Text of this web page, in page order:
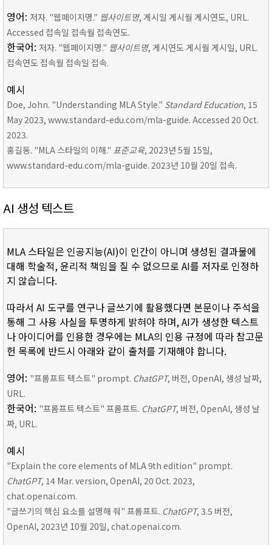
영어: 저자. "웹페이지명." 웹사이트명, 게시일 게시월 게시연도, URL.
Accessed 접속일 접속월 접속연도.
한국어: 저자. "웹페이지명." 웹사이트명, 게시연도 게시월 게시일, URL.
접속연도 접속월 접속일 접속.
예시
Doe, John. "Understanding MLA Style." Standard Education, 15
May 2023, www.standard-edu.com/mla-guide. Accessed 20 Oct.
2023.
홍길동. "MLA 스타일의 이해." 표준교육, 2023년 5월 15일,
www.standard-edu.com/mla-guide. 2023년 10월 20일 접속.
AI 생성 텍스트
MLA 스타일은 인공지능(AI)이 인간이 아니며 생성된 결과물에
대해 학술적, 윤리적 책임을 질 수 없으므로 AI를 저자로 인정하
지 않습니다.
따라서 AI 도구를 연구나 글쓰기에 활용했다면 본문이나 주석을
통해 그 사용 사실을 투명하게 밝혀야 하며, AI가 생성한 텍스트
나 아이디어를 인용한 경우에는 MLA의 인용 규정에 따라 참고문
헌 목록에 반드시 아래와 같이 출처를 기재해야 합니다.
영어: "프롬프트 텍스트" prompt. ChatGPT, 버전, OpenAI, 생성 날짜,
URL.
한국어: "프롬프트 텍스트" 프롬프트. ChatGPT, 버전, OpenAI, 생성 날
짜, URL.
예시
"Explain the core elements of MLA 9th edition" prompt.
ChatGPT, 14 Mar. version, OpenAI, 20 Oct. 2023,
chat.openai.com.
"글쓰기의 핵심 요소를 설명해 줘" 프롬프트. ChatGPT, 3.5 버전,
OpenAI, 2023년 10월 20일, chat.openai.com.